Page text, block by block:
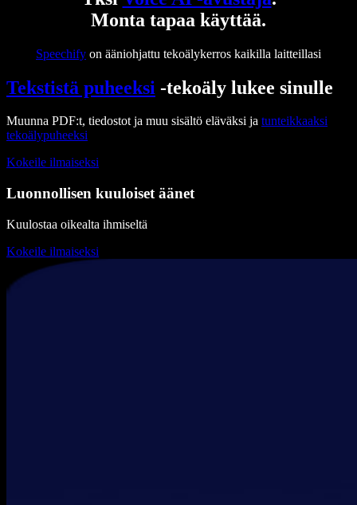
Monta tapaa käyttää.
Speechify on ääniohjattu tekoälykerros kaikilla laitteillasi
Tekstistä puheeksi -tekoäly lukee sinulle
Muunna PDF:t, tiedostot ja muu sisältö eläväksi ja tunteikkaaksi
tekoälypuheeksi
Kokeile ilmaiseksi
Luonnollisen kuuloiset äänet
Kuulostaa oikealta ihmiseltä
Kokeile ilmaiseksi